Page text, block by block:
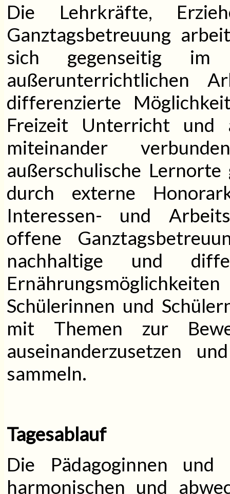
Die Lehrkräfte,
Ganztagsbetreuung
sich gegenseitig
außerunterrichtlichen
differenzierte
Freizeit Unterricht und
miteinander
außerschulische
durch externe
Interessen- und
offene
nachhaltige und
Schülerinnen und
mit Themen zur
auseinanderzusetzen
sammeln.
Tagesablauf
Die Pädagoginnen
harmonischen und